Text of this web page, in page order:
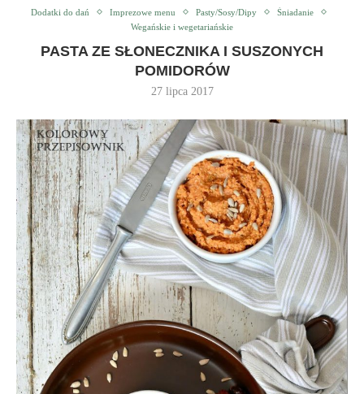
Dodatki do dań Imprezowe menu Pasty/Sosy/Dipy
Śniadanie
Wegańskie i wegetariańskie
PASTA ZE SŁONECZNIKA I SUSZONYCH
POMIDORÓW
27 lipca 2017